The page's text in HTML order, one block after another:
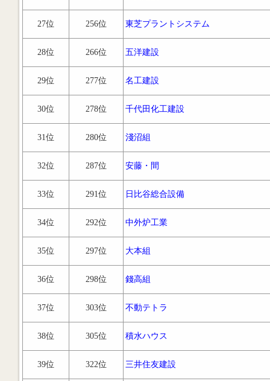
27位 256位 東芝プラントシステム
28位 266位 五洋建設
29位 277位 名工建設
30位 278位 千代田化工建設
31位 280位 淺沼組
32位 287位 安藤・間
33位 291位 日比谷総合設備
34位 292位 中外炉工業
35位 297位 大本組
36位 298位 錢高組
37位 303位 不動テトラ
38位 305位 積水ハウス
39位 322位 三井住友建設